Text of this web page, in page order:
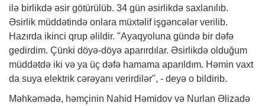
ilə birlikdə əsir götürülüb. 34 gün əsirlikdə saxlanılıb.
Əsirlik müddətində onlara müxtəlif işgəncələr verilib.
Hazırda ikinci qrup əlildir. "Ayaqyoluna gündə bir dəfə
gedirdim. Çünki döyə-döyə aparırdılar. Əsirlikdə olduğum
müddətdə iki və ya üç dəfə hamama aparıldım. Həmin vaxt
da suya elektrik cərəyanı verirdilər", - deyə o bildirib.
Məhkəmədə, həmçinin Nahid Həmidov və Nurlan Əlizadə